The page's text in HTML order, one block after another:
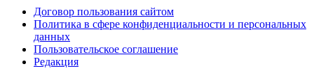
Договор пользования сайтом
Политика в сфере конфиденциальности и персональных
данных
Пользовательское соглашение
Редакция